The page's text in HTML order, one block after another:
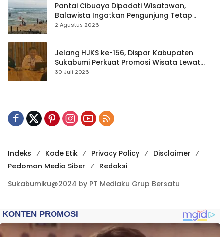
Pantai Cibuaya Dipadati Wisatawan,
Balawista Ingatkan Pengunjung Tetap
Waspada
2 Agustus 2026
Jelang HJKS ke-156, Dispar Kabupaten
Sukabumi Perkuat Promosi Wisata Lewat
Publikasi Digital
30 Juli 2026
Indeks Kode Etik Privacy Policy
Disclaimer
Pedoman Media Siber
Redaksi
Sukabumiku@2024 by PT Mediaku Grup Bersatu